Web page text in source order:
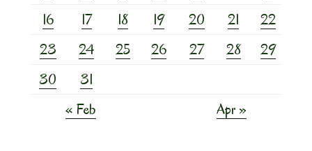
16
17 18 19 20 21
22
23
24 25 26 27 28
29
30
31
« Feb
Apr »